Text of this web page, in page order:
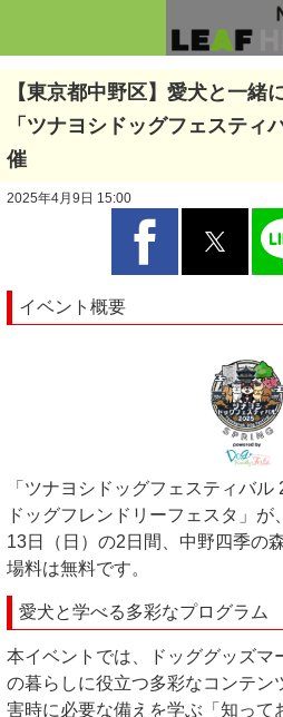
【東京都中野区】愛犬と一緒
「ツナヨシドッグフェスティ
催
2025年4月9日 15:00
イベント概要
「ツナヨシドッグフェスティバ
ドッグフレンドリーフェスタ」が
13日（日）の2日間、中野四季の
場料は無料です。
愛犬と学べる多彩なプログラム
本イベントでは、ドッググッズマ
の暮らしに役立つ多彩なコンテン
害時に必要な備えを学ぶ「知って